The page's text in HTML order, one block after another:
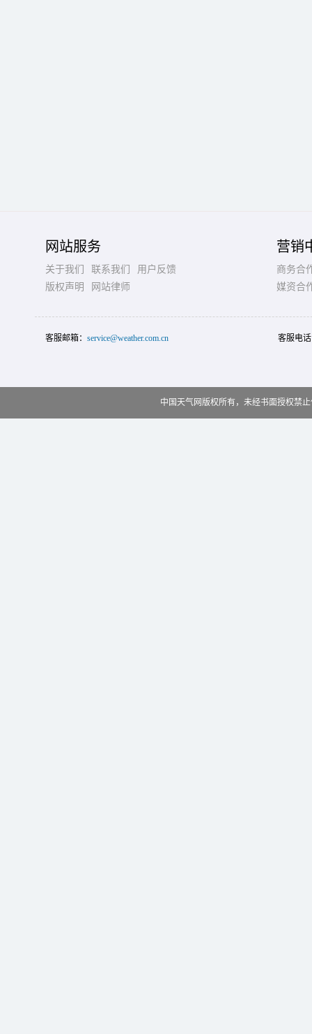
网站服务
关于我们 联系我们
用户反馈
版权声明
网站律师
营销
商务合
媒资合
客服邮箱： service@weather.com.cn 客服电
中国天气网版权所有，未经书面授权